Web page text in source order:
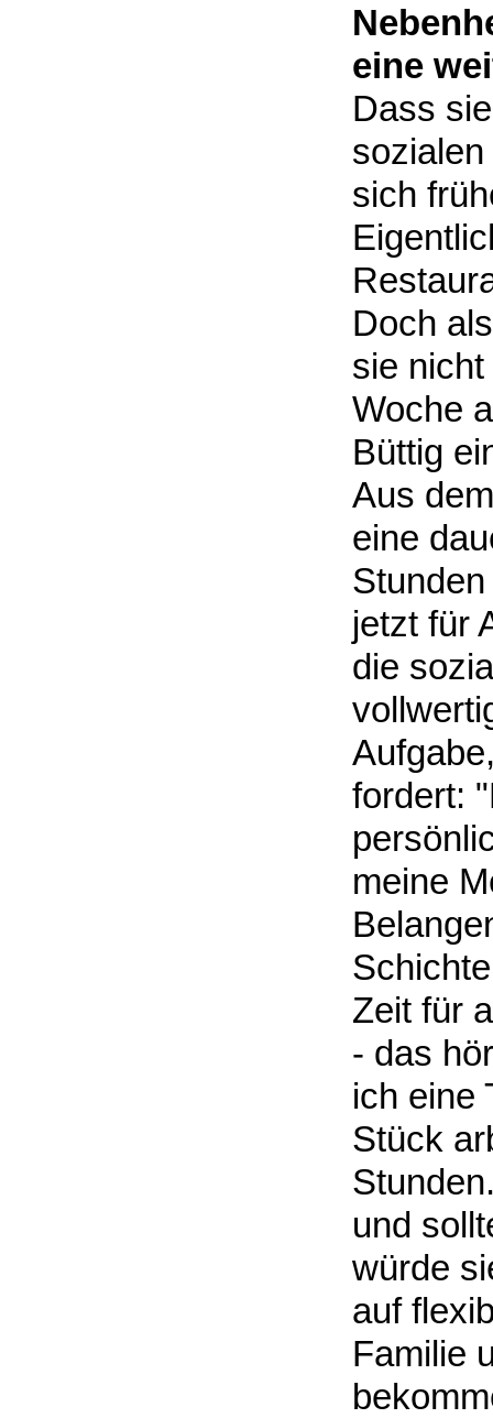
eine
Dass
sich
Doch
sie
Woche
Büttig
Aus
eine
jetzt für
die
fordert:
meine
Zeit für
- das
ich eine
Stück
und
würde
auf
Familie